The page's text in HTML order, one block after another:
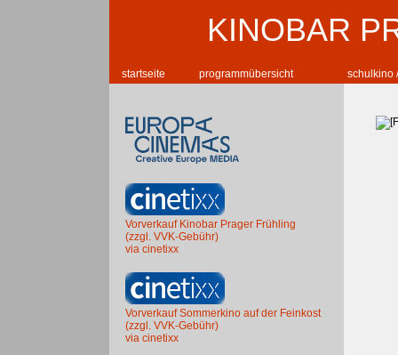
KINOBAR
startseite programmübersicht schulkino
Vorverkauf Kinobar Prager Frühling
(zzgl. VVK-Gebühr)
via cinetixx
Vorverkauf Sommerkino auf der Feinkost
(zzgl. VVK-Gebühr)
via cinetixx